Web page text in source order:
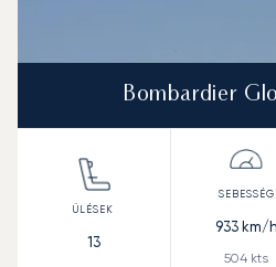
Bombardier
13
933km/h
504 kts